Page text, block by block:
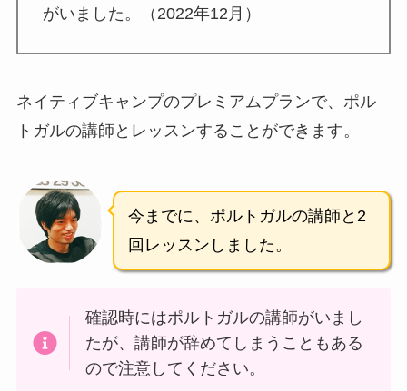
がいました。（2022年12月）
ネイティブキャンプのプレミアムプランで、ポル
トガルの講師とレッスンすることができます。
今までに、ポルトガルの講師と2
回レッスンしました。
確認時にはポルトガルの講師がいまし
たが、講師が辞めてしまうこともある
ので注意してください。